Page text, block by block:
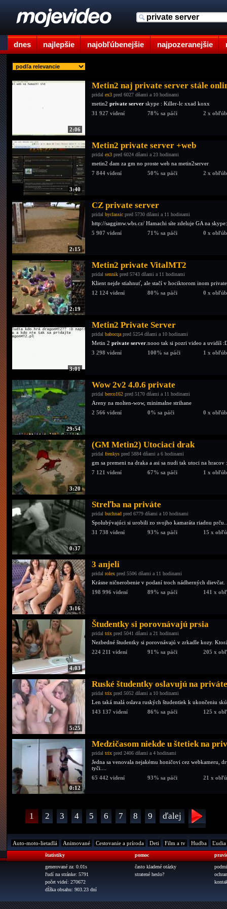
dnes najlepšie najobľúbenejšie najpozeranejšie
2:06
Metin2 naj private server stále
pridal ex3 pred 6027 dňami a 10 hodinami
metin2 private server skype : Killer-lc xxad koxx
31 927 videní
78% sa páči 2 x
3:40
Metin2 private server +web
pridal ex3 pred 6024 dňami a 23 hodinami
metin2 dam za gm no proste web na metin2server
7 844 videní
50% sa páči 2 x
2:15
CZ private server
pridal byclassic pred 5730 dňami a 11 hodinami
http://saggimw.wbs.cz/ Hamachi síte zdeluje GA na
5 907 videní
71% sa páči 0 x
2:19
Metin2 private VitalMT2
pridal sennik pred 5743 dňami a 11 hodinami
Klient nejde stiahnuť, ale stačí v hociktorom inom
12 124 videní
80% sa páči 0 x
3:01
Metin2 Private Server
pridal babocqa pred 5254 dňami a 10 hodinami
Metin 2 private server .nooo tak si pozri video a uvidíš
3 298 videní
100% sa páči 1 x
29:54
Wow 2v2 4.0.6 private
pridal berco162 pred 5170 dňami a 11 hodinami
Areny na molten-wow, minimalne strihane
2 566 videní
0% sa páči 0 x
3:20
(GM Metin2) Utociaci drak
pridal frenkys pred 5884 dňami a 6 hodinami
gm sa premeni na draka a asi sa nudi tak utoci na hracov
7 121 videní
67% sa páči 1 x
0:37
Streľba na priváte
pridal buchnad pred 6779 dňami a 10 hodinami
Spolubývajúci si urobili zo svojho kamaráta riadnu
31 738 videní
93% sa páči 15 x
3:16
3 anjeli
pridal rolex pred 5506 dňami a 11 hodinami
Krásne ničnerobenie v podaní troch nádherných dievčat.
198 996 videní
89% sa páči 141 x
4:03
Študentky si porovnávajú prsia
pridal trix pred 5041 dňami a 21 hodinami
Nezbedné študentky si porovnávajú v zrkadle kozy.
224 211 videní
91% sa páči 205 x
5:25
Ruské študentky oslavujú na priváte
pridal trix pred 5052 dňami a 10 hodinami
Len taká malá oslava ruských študentiek k ukončeniu
143 137 videní
86% sa páči 125 x
0:12
Medzičasom niekde u štetiek na
pridal trix pred 2406 dňami a 4 hodinami
Jedna sa venovala nejakému honičovi cez webkameru,
tyči....
65 442 videní
93% sa páči 21 x
1 2 3 4 5 6 7 8 9 ďalej
Auto-moto-lietadlá Animované Cestovanie a príroda Deti Film a tv Hudba Ľudia
štatistiky
generované za: 0.01s
ľudí na stránke: 5791
počet videí: 270672
dĺžka obsahu: 903.23 dní
pomoc
často kladené otázky
stratené heslo?